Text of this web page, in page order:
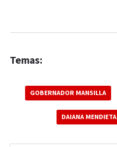
Temas:
GOBERNADOR MANSILLA
DAIANA MENDIETA